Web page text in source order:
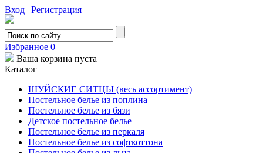
Вход | Регистрация
Избранное 0
Ваша корзина пуста
Каталог
ШУЙСКИЕ СИТЦЫ (весь ассортимент)
Постельное белье из поплина
Постельное белье из бязи
Детское постельное белье
Постельное белье из перкаля
Постельное белье из софткоттона